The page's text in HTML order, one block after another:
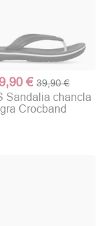
€ 39,90 €
Sandalia chancla
Crocband